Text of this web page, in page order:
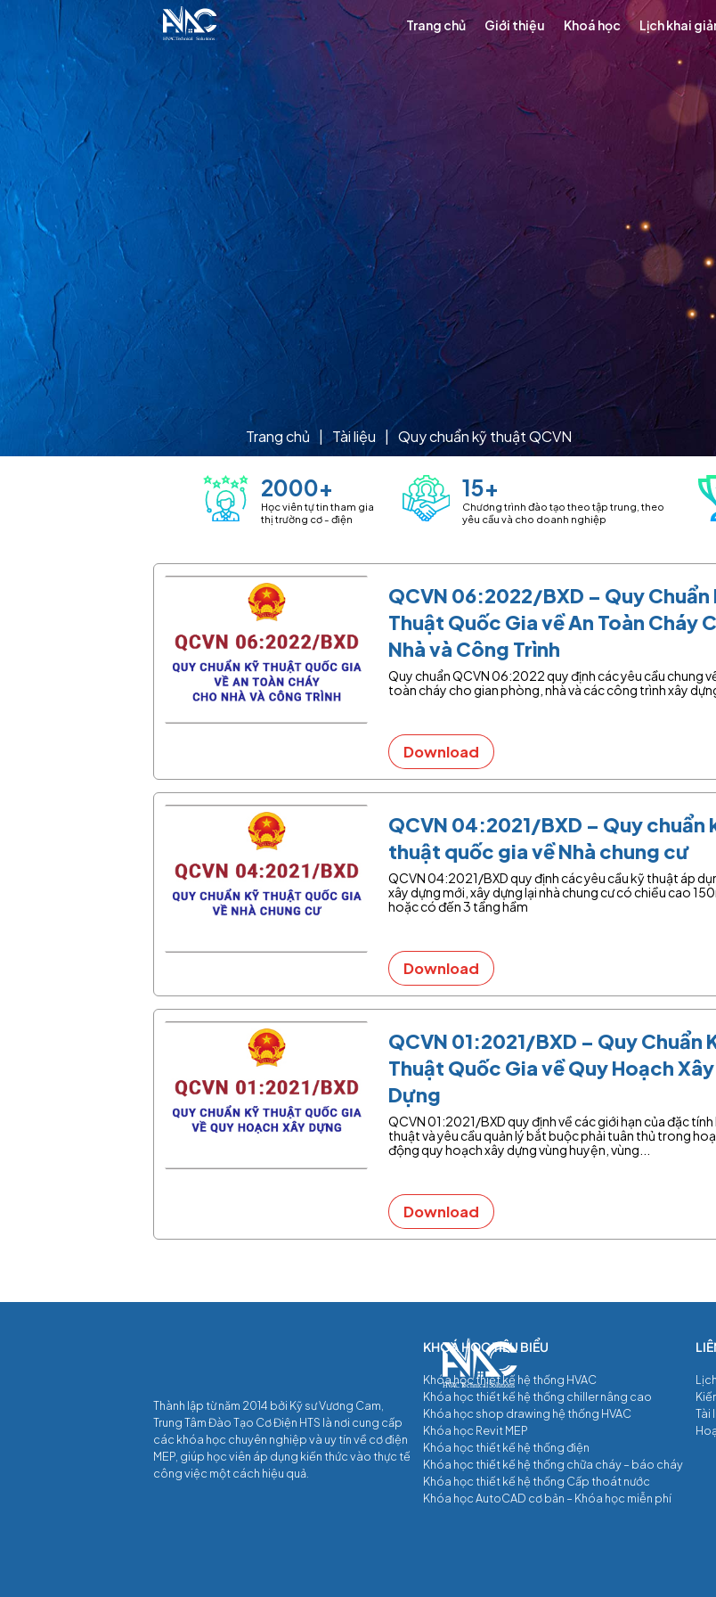
Trang chủ Giới thiệu Khoá học Lịch khai
Trang chủ | Tài liệu | Quy chuẩn kỹ thuật QCVN
2000+
Học viên tự tin tham gia
thị trường cơ - điện
15+
Chương trình đào tạo theo tập trung, theo
yêu cầu và cho doanh nghiệp
QCVN 06:2022/BXD – Quy Chuẩn
Thuật Quốc Gia về An Toàn Cháy
Nhà và Công Trình
Quy chuẩn QCVN 06:2022 quy định các yêu cầu chung
toàn cháy cho gian phòng, nhà và các công trình xây
Download
QCVN 04:2021/BXD – Quy chuẩn
thuật quốc gia về Nhà chung cư
QCVN 04:2021/BXD quy định các yêu cầu kỹ thuật áp
xây dựng mới, xây dựng lại nhà chung cư có chiều cao
hoặc có đến 3 tầng hầm
Download
QCVN 01:2021/BXD – Quy Chuẩn
Thuật Quốc Gia về Quy Hoạch Xây
Dựng
QCVN 01:2021/BXD quy định về các giới hạn của đặc tính
thuật và yêu cầu quản lý bắt buộc phải tuân thủ trong
động quy hoạch xây dựng vùng huyện, vùng...
Download
Thành lập từ năm 2014 bởi Kỹ sư Vương Cam,
Trung Tâm Đào Tạo Cơ Điện HTS là nơi cung cấp
các khóa học chuyên nghiệp và uy tín về cơ điện
MEP, giúp học viên áp dụng kiến thức vào thực tế
công việc một cách hiệu quả.
Khóa học thiết kế hệ thống HVAC
Khóa học thiết kế hệ thống chiller nâng cao
Khóa học shop drawing hệ thống HVAC
Khóa học Revit MEP
Khóa học thiết kế hệ thống điện
Khóa học thiết kế hệ thống chữa cháy – báo cháy
Khóa học thiết kế hệ thống Cấp thoát nước
Khóa học AutoCAD cơ bản – Khóa học miễn phí
Tài